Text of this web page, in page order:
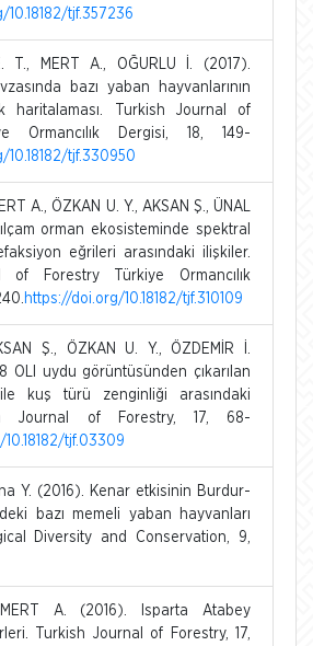
tjf.357236
T., MERT A., OĞURLU İ. (2017).
bazı yaban hayvanlarının
haritalaması. Turkish Journal of
Ormancılık Dergisi, 18, 149-
10.18182/tjf.330950
A., ÖZKAN U. Y., AKSAN Ş., ÜNAL
orman ekosisteminde spektral
eğrileri arasındaki ilişkiler.
of Forestry Türkiye Ormancılık
https://doi.org/10.18182/tjf.310109
Ş., ÖZKAN U. Y., ÖZDEMİR İ.
OLI uydu görüntüsünden çıkarılan
kuş türü zenginliği arasındaki
Journal of Forestry, 17, 68-
tjf.03309
Y. (2016). Kenar etkisinin Burdur-
bazı memeli yaban hayvanları
Diversity and Conservation, 9,
A. (2016). Isparta Atabey
Turkish Journal of Forestry, 17,